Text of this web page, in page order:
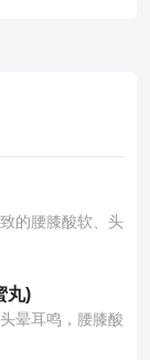
的腰膝酸软、头
丸)
晕耳鸣，腰膝酸